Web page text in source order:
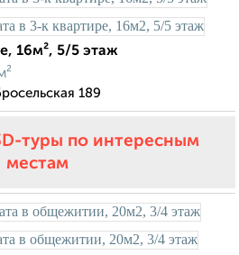
16м², 5/5 этаж
189
туры по интересным
местам